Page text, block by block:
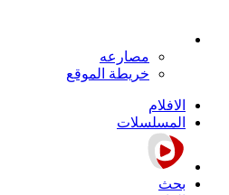
مصارعه
خريطة الموقع
الافلام
المسلسلات
بحث